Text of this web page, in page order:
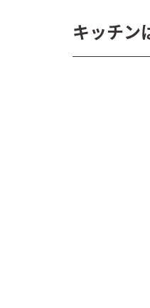
キッチン